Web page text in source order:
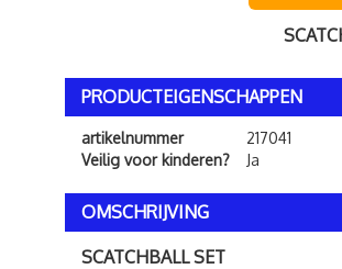
PRODUCTEIGENSCHAPPEN
artikelnummer
217041
Veilig voor kinderen?
Ja
OMSCHRIJVING
SCATCHBALL SET